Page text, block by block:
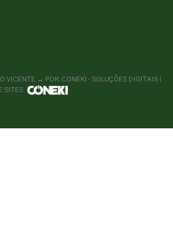
VICENTE → POR: CONEKI - SOLUÇÕES DIGITAIS |
SITES